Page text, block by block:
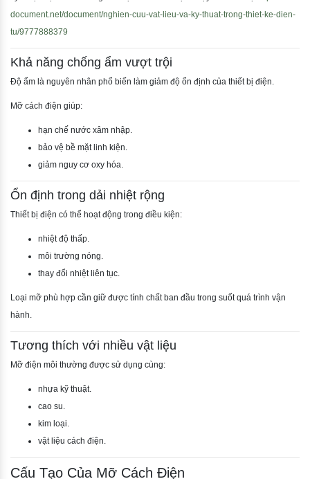
document.net/document/nghien-cuu-vat-lieu-va-ky-thuat-trong-thiet-ke-dien-
tu/9777888379
Khả năng chống ẩm vượt trội
Độ ẩm là nguyên nhân phổ biến làm giảm độ ổn định của thiết bị điện.
Mỡ cách điện giúp:
hạn chế nước xâm nhập.
bảo vệ bề mặt linh kiện.
giảm nguy cơ oxy hóa.
Ổn định trong dải nhiệt rộng
Thiết bị điện có thể hoạt động trong điều kiện:
nhiệt độ thấp.
môi trường nóng.
thay đổi nhiệt liên tục.
Loại mỡ phù hợp cần giữ được tính chất ban đầu trong suốt quá trình vận
hành.
Tương thích với nhiều vật liệu
Mỡ điện môi thường được sử dụng cùng:
nhựa kỹ thuật.
cao su.
kim loại.
vật liệu cách điện.
Cấu Tạo Của Mỡ Cách Điện